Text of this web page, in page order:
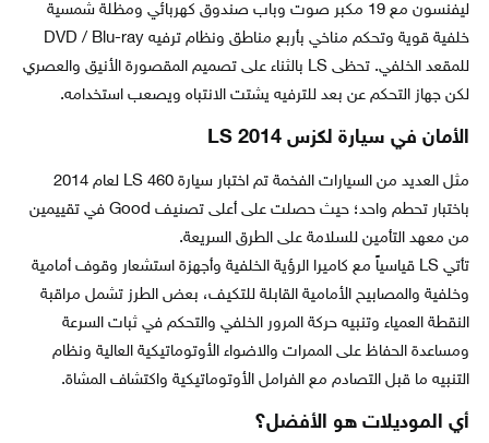
ليفنسون مع 19 مكبر صوت وباب صندوق كهربائي ومظلة شمسية
خلفية قوية وتحكم مناخي بأربع مناطق ونظام ترفيه DVD / Blu-ray
للمقعد الخلفي. تحظى LS بالثناء على تصميم المقصورة الأنيق والعصري
لكن جهاز التحكم عن بعد للترفيه يشتت الانتباه ويصعب استخدامه.
الأمان في سيارة لكزس LS 2014
مثل العديد من السيارات الفخمة تم اختبار سيارة LS 460 لعام 2014
باختبار تحطم واحد؛ حيث حصلت على أعلى تصنيف Good في تقييمين
من معهد التأمين للسلامة على الطرق السريعة.
تأتي LS قياسياً مع كاميرا الرؤية الخلفية وأجهزة استشعار وقوف أمامية
وخلفية والمصابيح الأمامية القابلة للتكيف، بعض الطرز تشمل مراقبة
النقطة العمياء وتنبيه حركة المرور الخلفي والتحكم في ثبات السرعة
ومساعدة الحفاظ على الممرات والاضواء الأوتوماتيكية العالية ونظام
التنبيه ما قبل التصادم مع الفرامل الأوتوماتيكية واكتشاف المشاة.
أي الموديلات هو الأفضل؟